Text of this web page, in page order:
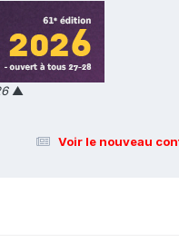
▲
Voir le nouveau